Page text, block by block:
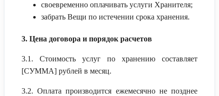
своевременно оплачивать услуги Хранителя;
забрать Вещи по истечении срока хранения.
3. Цена договора и порядок расчетов
3.1. Стоимость услуг по хранению составляет
[СУММА] рублей в месяц.
3.2. Оплата производится ежемесячно не позднее